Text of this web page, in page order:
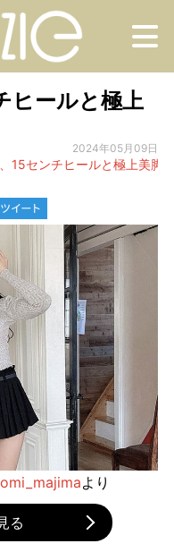
ヒールと極上
2024年05月09日
15センチヒールと極上美脚
より
る